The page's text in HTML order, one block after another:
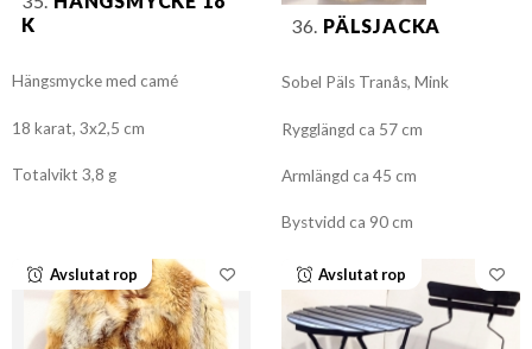
K
Hängsmycke med camé
18 karat, 3x2,5 cm
Totalvikt 3,8 g
36. PÄLSJACKA
Sobel Päls Tranås, Mink
Rygglängd ca 57 cm
Armlängd ca 45 cm
Bystvidd ca 90 cm
Avslutat rop Avslutat rop